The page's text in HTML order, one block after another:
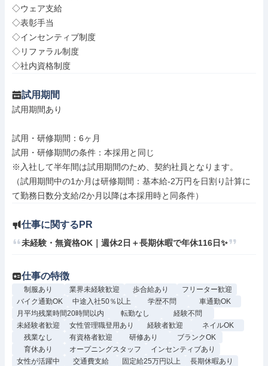
◇ウェア支給
◇表彰手当
◇インセンティブ制度
◇リファラル制度
◇社内資格制度
試用期間
試用期間あり
試用・研修期間：6ヶ月
試用・研修期間の条件：本採用と同じ
※入社して半年間は試用期間のため、契約社員となります。
（試用期間中の1か月は研修期間：基本給-2万円を日割り計算に
仕事に関するPR
未経験・無資格OK｜週休2日＋長期休暇で年休116日✨
仕事の特徴
制服あり 業界未経験歓迎 歩合給あり
フリーター歓迎
バイク通勤OK
中途入社50％以上 学歴不問
車通勤OK
月平均残業時間20時間以内
転勤なし
経験不問
未経験者歓迎
女性管理職登用あり 経験者歓迎
ネイルOK
残業なし
有資格者歓迎 研修あり
ブランクOK
育休あり
オープニングスタッフ
インセンティブあり
女性が活躍中
交通費支給 固定給25万円以上
長期休暇あり